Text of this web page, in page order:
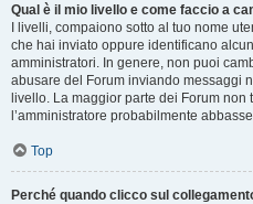
Qual è il mio livello e come faccio a
I livelli, compaiono sotto al tuo nome
che hai inviato oppure identificano
amministratori. In genere, non puoi
abusare del Forum inviando messaggi
livello. La maggior parte dei Forum
l’amministratore probabilmente
Top
Perché quando clicco sul